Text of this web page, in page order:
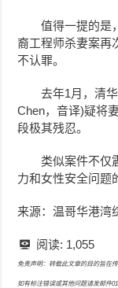
值得一提的是
裔工程师杀妻案再
不认罪。
去年1月，清
Chen，音译)疑将
段极其残忍。
类似案件不仅
力和女性安全问题
来源：温哥华港湾
阅读: 1,055
免责声明：转载此文章的目的旨在
如有标注错误或其他问题请发邮件